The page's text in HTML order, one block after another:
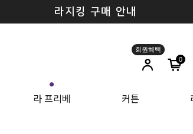
SUMMER SEASON OFF SALE ~70%
0
●
라 프리베 커튼